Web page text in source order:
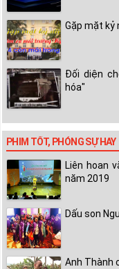
Gặp mặt kỷ
Đối diện
hóa"
PHIM TỐT, PHÓNG SỰ HAY
Liên hoan
năm 2019
Dấu son
Anh Thành